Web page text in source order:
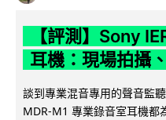
【評測】Sony
耳機：現場拍攝
談到專業混音專用的聲音監
MDR-M1 專業錄音室耳機都